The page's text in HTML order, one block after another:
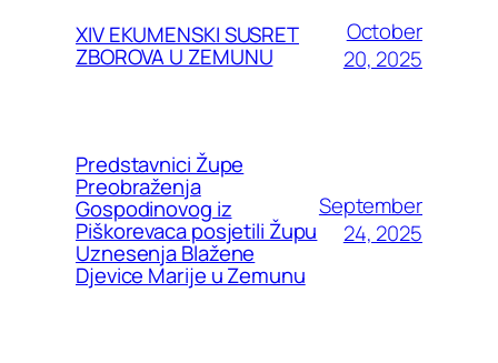
XIV EKUMENSKI SUSRET
ZBOROVA U ZEMUNU
October
20, 2025
Predstavnici Župe
Preobraženja
Gospodinovog iz
Piškorevaca posjetili Župu
Uznesenja Blažene
Djevice Marije u Zemunu
September
24, 2025